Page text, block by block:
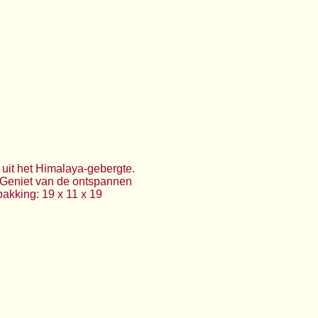
het Himalaya-gebergte.
van de ontspannen
19 x 11 x 19